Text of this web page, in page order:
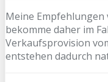
Meine Empfehlungen
bekomme daher im
Verkaufsprovision
entstehen dadurch